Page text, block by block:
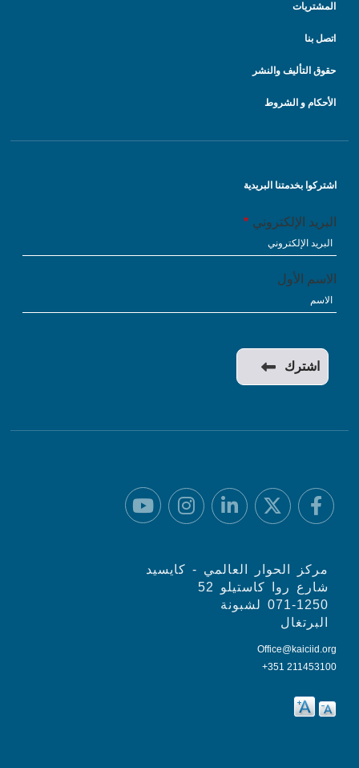
المشتريات
اتصل بنا
حقوق التأليف والنشر
الأحكام و الشروط
اشتركوا بخدمتنا البريدية
البريد الإلكتروني
الاسم الأول
مركز الحوار العالمي - كايسيد
شارع روا كاستيلو 52
071-1250 لشبونة
البرتغال
Office@kaiciid.org
+351 211453100